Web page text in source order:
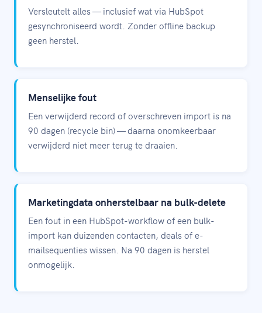
Versleutelt alles — inclusief wat via HubSpot
gesynchroniseerd wordt. Zonder offline backup
geen herstel.
Menselijke fout
Een verwijderd record of overschreven import is na
90 dagen (recycle bin) — daarna onomkeerbaar
verwijderd niet meer terug te draaien.
Marketingdata onherstelbaar na bulk-delete
Een fout in een HubSpot-workflow of een bulk-
import kan duizenden contacten, deals of e-
mailsequenties wissen. Na 90 dagen is herstel
onmogelijk.